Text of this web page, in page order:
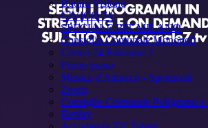
Buona Visione
CIVICO 74
SPECIALE BIT MILANO
Consiglio Comunale Monopoli
Civico 74 Edizione 2
Primo piano
Musica d'Attracco - Spettacoli
Zoom
Consiglio Comunale Polignano a
Replay